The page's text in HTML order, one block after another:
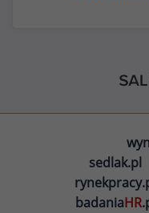
sedlak.pl
badaniaHR